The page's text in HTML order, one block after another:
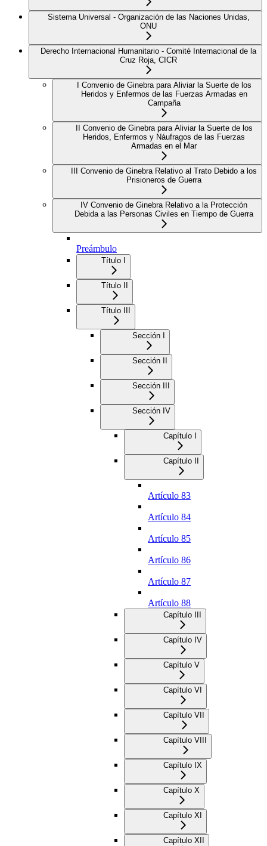
Sistema Universal - Organización de las Naciones Unidas,
ONU
Derecho Internacional Humanitario - Comité Internacional de la
Cruz Roja, CICR
I Convenio de Ginebra para Aliviar la Suerte de los
Heridos y Enfermos de las Fuerzas Armadas en
Campaña
II Convenio de Ginebra para Aliviar la Suerte de los
Heridos, Enfermos y Náufragos de las Fuerzas
Armadas en el Mar
III Convenio de Ginebra Relativo al Trato Debido a los
Prisioneros de Guerra
IV Convenio de Ginebra Relativo a la Protección
Debida a las Personas Civiles en Tiempo de Guerra
Preámbulo
Título I
Título II
Título III
Sección I
Sección II
Sección III
Sección IV
Capítulo I
Capítulo II
Artículo 83
Artículo 84
Artículo 85
Artículo 86
Artículo 87
Artículo 88
Capítulo III
Capítulo IV
Capítulo V
Capítulo VI
Capítulo VII
Capítulo VIII
Capítulo IX
Capítulo X
Capítulo XI
Capítulo XII